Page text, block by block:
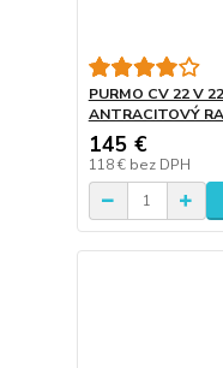
PURMO CV 22 V
ANTRACITOVÝ
145 €
118 € bez DPH